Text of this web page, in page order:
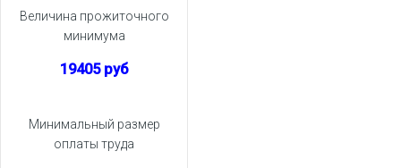
Величина прожиточного
минимума
19405 руб
Минимальный размер
оплаты труда